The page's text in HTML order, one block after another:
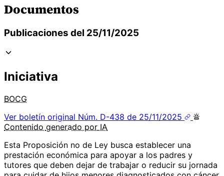
Documentos
Publicaciones del 25/11/2025
Iniciativa
BOCG
Ver boletín original Núm. D-438 de 25/11/2025
Contenido generado por IA
Esta Proposición no de Ley busca establecer una
prestación económica para apoyar a los padres y
tutores que deben dejar de trabajar o reducir su jornada